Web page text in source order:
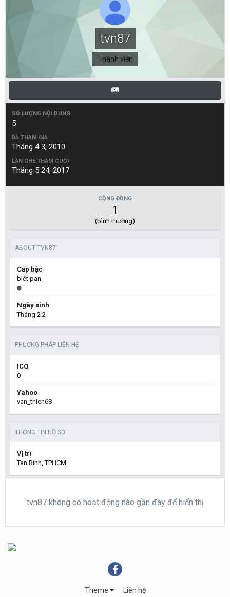
tvn87
Thành viên
SỐ LƯỢNG NỘI DUNG
5
ĐÃ THAM GIA
Tháng 4 3, 2010
LẦN GHÉ THĂM CUỐI
Tháng 5 24, 2017
CỘNG ĐỒNG
1
(bình thường)
ABOUT TVN87
Cấp bậc
biết pan
Ngày sinh
Tháng 2 2
PHƯƠNG PHÁP LIÊN HỆ
ICQ
0
Yahoo
van_thien68
THÔNG TIN HỒ SƠ
Vị trí
Tan Binh, TPHCM
tvn87 không có hoạt động nào gần đây để hiển thị
Theme Liên hệ